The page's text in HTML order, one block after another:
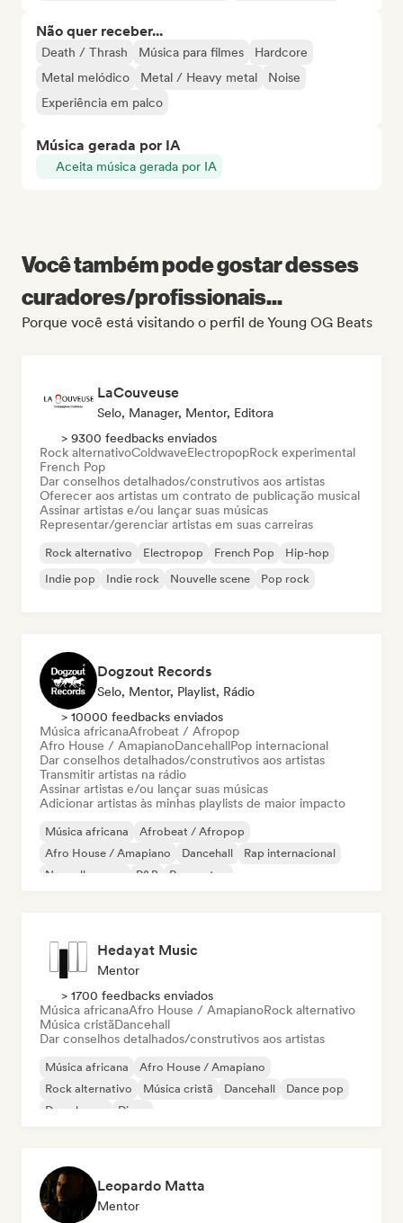
Não quer receber...
Death / Thrash Música para filmes
Hardcore
Metal melódico
Metal / Heavy metal
Noise
Experiência em palco
Música gerada por IA
Aceita música gerada por IA
Você também pode gostar desses
curadores/profissionais...
Porque você está visitando o perfil de Young OG Beats
LaCouveuse
Selo, Manager, Mentor, Editora
> 9300 feedbacks enviados
Rock alternativoColdwaveElectropopRock experimental
French Pop
Dar conselhos detalhados/construtivos aos artistas
Oferecer aos artistas um contrato de publicação musical
Assinar artistas e/ou lançar suas músicas
Representar/gerenciar artistas em suas carreiras
Rock alternativo Electropop French Pop
Hip-hop
Indie pop
Indie rock Nouvelle scene Pop rock
Dogzout Records
Selo, Mentor, Playlist, Rádio
> 10000 feedbacks enviados
Música africanaAfrobeat / Afropop
Afro House / AmapianoDancehallPop internacional
Dar conselhos detalhados/construtivos aos artistas
Transmitir artistas na rádio
Assinar artistas e/ou lançar suas músicas
Adicionar artistas às minhas playlists de maior impacto
Música africana
Afrobeat / Afropop
Afro House / Amapiano
Dancehall
Rap internacional
Nouvelle scene
R&B Reggaeton
Hedayat Music
Mentor
> 1700 feedbacks enviados
Música africanaAfro House / AmapianoRock alternativo
Música cristãDancehall
Dar conselhos detalhados/construtivos aos artistas
Música africana
Afro House / Amapiano
Rock alternativo
Música cristã Dancehall
Dance pop
Deep house
Disco
Leopardo Matta
Mentor